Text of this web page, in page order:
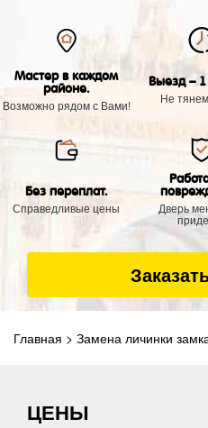
Мастер в каждом
районе.
Возможно рядом с Вами!
Выезд –
Не
Без переплат.
Справедливые цены Дверь
Главная > Замена личинки
ЦЕНЫ